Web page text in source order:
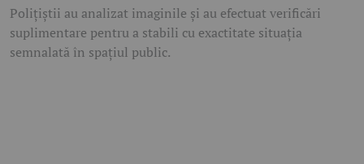
Polițiștii au analizat imaginile și au efectuat verificări
suplimentare pentru a stabili cu exactitate situația
semnalată în spațiul public.